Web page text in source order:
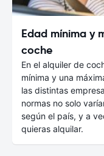
Edad mínima y
coche
En el alquiler de
mínima y una
las distintas
normas no solo
según el país, y a
quieras alquilar.